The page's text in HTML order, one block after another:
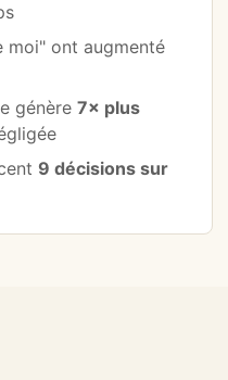
moi" ont augmenté
génère 7× plus
9 décisions sur